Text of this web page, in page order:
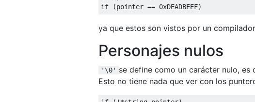
if
(pointer == 0xDEADBEEF)
ya que estos son vistos por un
Personajes nulos
'\0' se define como un carácter nulo,
Esto no tiene nada que ver con los